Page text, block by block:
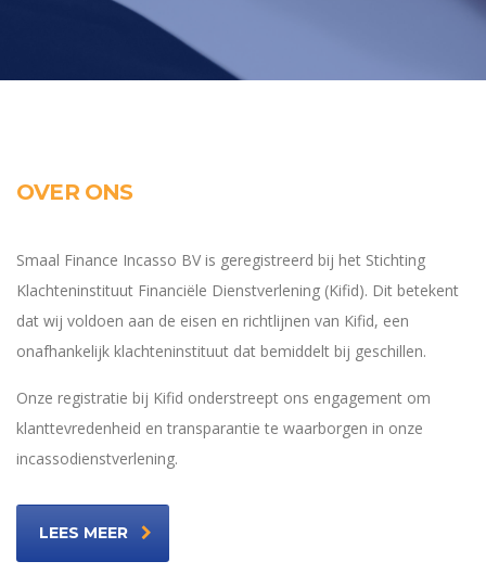
OVER ONS
Smaal Finance Incasso BV is geregistreerd bij het Stichting
Klachteninstituut Financiële Dienstverlening (Kifid). Dit betekent
dat wij voldoen aan de eisen en richtlijnen van Kifid, een
onafhankelijk klachteninstituut dat bemiddelt bij geschillen.
Onze registratie bij Kifid onderstreept ons engagement om
klanttevredenheid en transparantie te waarborgen in onze
incassodienstverlening.
LEES MEER